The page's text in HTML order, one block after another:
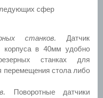
сфер
станков. Датчик
корпуса в 40мм удобно
станках для
перемещения стола либо
Поворотные датчики